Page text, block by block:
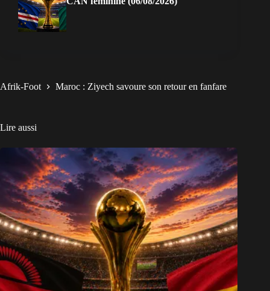
Afrik-Foot Maroc : Ziyech savoure son retour en fanfare
Lire aussi